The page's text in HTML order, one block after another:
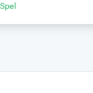
Spel